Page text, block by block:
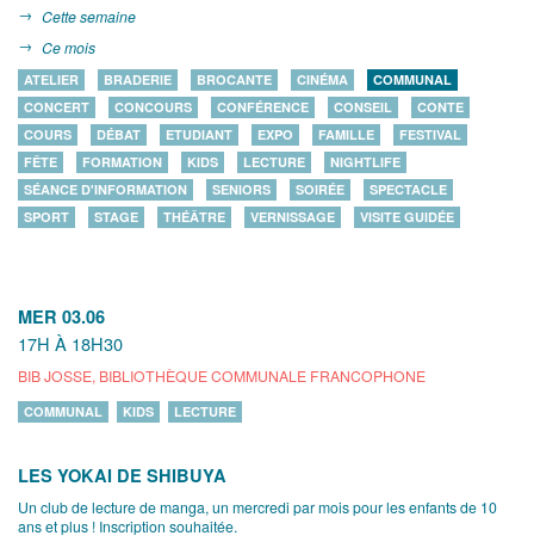
Cette semaine
Ce mois
ATELIER BRADERIE BROCANTE CINÉMA
COMMUNAL
CONCERT
CONCOURS CONFÉRENCE CONSEIL
CONTE
COURS
DÉBAT ETUDIANT EXPO FAMILLE
FESTIVAL
FÊTE
FORMATION KIDS LECTURE
NIGHTLIFE
SÉANCE D'INFORMATION
SENIORS SOIRÉE
SPECTACLE
SPORT
STAGE THÉÂTRE VERNISSAGE VISITE GUIDÉE
MER 03.06
17H À 18H30
BIB JOSSE, BIBLIOTHÈQUE COMMUNALE FRANCOPHONE
COMMUNAL KIDS LECTURE
LES YOKAI DE SHIBUYA
Un club de lecture de manga, un mercredi par mois pour les enfants de 10
ans et plus ! Inscription souhaitée.